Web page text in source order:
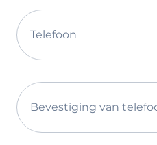
Telefoon
Bevestiging van